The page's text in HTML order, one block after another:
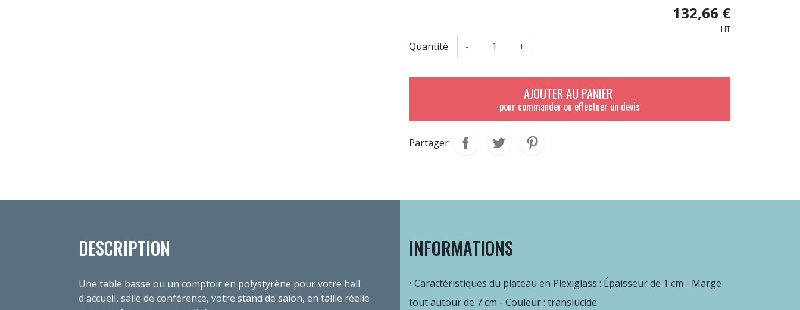
132,66 €
HT
Quantité - +
AJOUTER AU PANIER
pour commander ou effectuer un devis
Partager
DESCRIPTION
Une table basse ou un comptoir en polystyrène pour votre hall
d'accueil, salle de conférence, votre stand de salon, en taille réelle
INFORMATIONS
Caractéristiques du plateau en Plexiglass : Épaisseur de 1 cm - Marge
tout autour de 7 cm - Couleur : translucide